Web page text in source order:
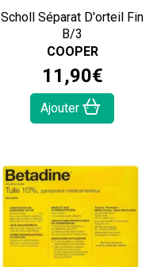
Scholl Séparat D'orteil Fin
B/3
COOPER
11 ,90€
Ajouter